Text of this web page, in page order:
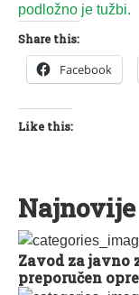
podložno je tužbi.
Share this:
Facebook
Like this:
Zavod za javno
preporučen